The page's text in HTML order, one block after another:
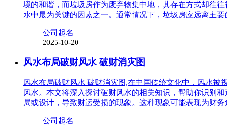
境的和谐，而垃圾房作为废弃物集中地，其存在方式却往
水中最为关键的因素之一。通常情况下，垃圾房应远离主
公司起名
2025-10-20
风水布局破财风水 破财消灾图
风水布局破财风水 破财消灾图,在中国传统文化中，风水
风水。本文将深入探讨破财风水的相关知识，帮助你识别
局或设计，导致财运受损的现象。这种现象可能表现为财
公司起名